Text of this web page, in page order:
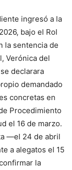
ingresó a la
bajo el Rol
la sentencia de
Verónica del
declarara
demandado
concretas en
Procedimiento
el 16 de marzo.
—el 24 de abril
a alegatos el 15
la